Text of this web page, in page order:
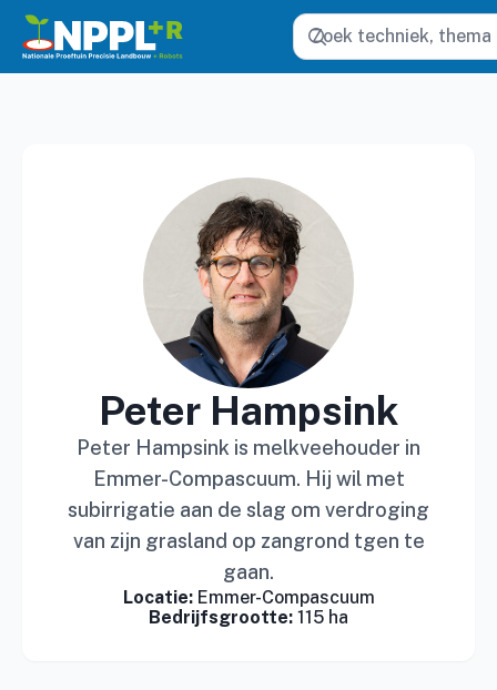
Zoeken
Peter Hampsink
Peter Hampsink is melkveehouder in
Emmer-Compascuum. Hij wil met
subirrigatie aan de slag om verdroging
van zijn grasland op zangrond tgen te
gaan.
Locatie: Emmer-Compascuum
Bedrijfsgrootte: 115 ha